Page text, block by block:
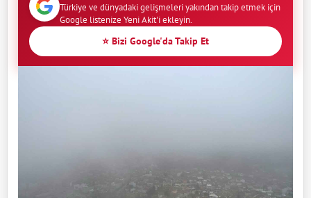
Türkiye ve dünyadaki gelişmeleri yakından takip etmek için
Google listenize Yeni Akit'i ekleyin.
⭐ Bizi Google'da Takip Et